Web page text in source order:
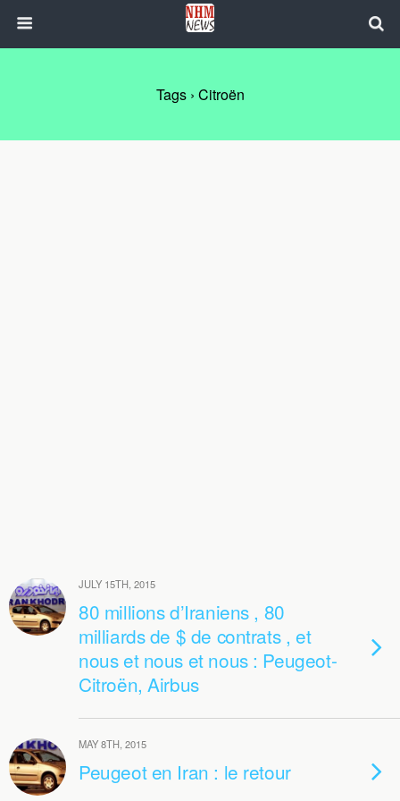
Tags › Citroën
JULY 15TH, 2015
80 millions d’Iraniens , 80
milliards de $ de contrats , et
nous et nous et nous : Peugeot-
Citroën, Airbus
MAY 8TH, 2015
Peugeot en Iran : le retour